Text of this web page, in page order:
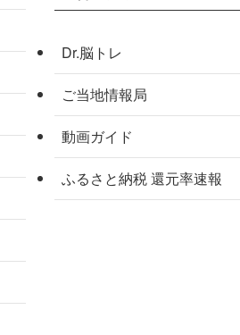
Dr.脳トレ
ご当地情報局
動画ガイド
ふるさと納税 還元率速報